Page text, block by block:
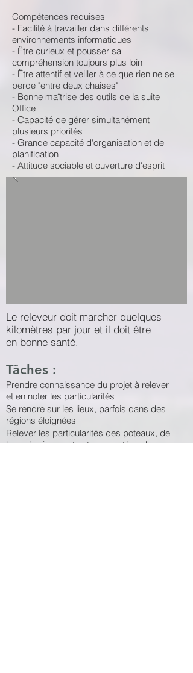
Compétences requises
- Facilité à travailler dans différents
environnements informatiques
- Être curieux et pousser sa
compréhension toujours plus loin
- Être attentif et veiller à ce que rien ne se
perde "entre deux chaises"
- Bonne maîtrise des outils de la suite
Office
- Capacité de gérer simultanément
plusieurs priorités
- Grande capacité d'organisation et de
planification
- Attitude sociable et ouverture d'esprit
Le releveur doit marcher quelques
kilomètres par jour et il doit être
en bonne santé.
Tâches :
Prendre connaissance du projet à relever
et en noter les particularités
Se rendre sur les lieux, parfois dans des
régions éloignées
Relever les particularités des poteaux, de
leurs équipements et des portées de